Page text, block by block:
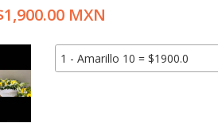
MXN
1 - Amarillo 10 = $1900.0